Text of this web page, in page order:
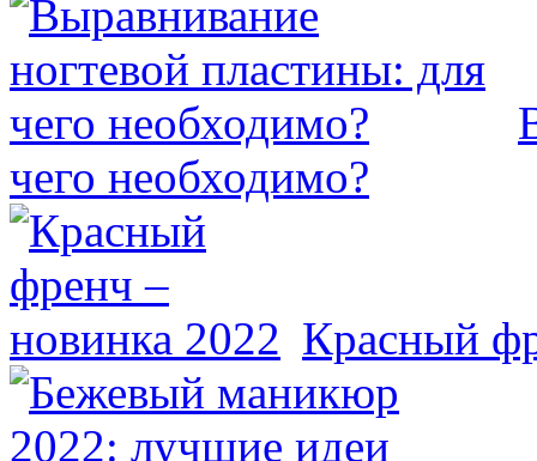
чего необходимо?
Красный